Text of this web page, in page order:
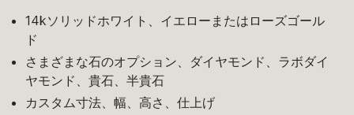
14kソリッドホワイト、イエローまたはローズゴール
ド
さまざまな石のオプション、ダイヤモンド、ラボダイ
ヤモンド、貴石、半貴石
カスタム寸法、幅、高さ、仕上げ